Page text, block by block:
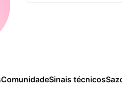
ComunidadeSinais técnicos